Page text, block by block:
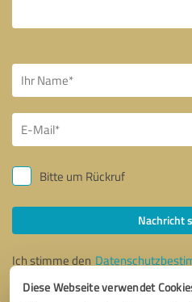
Diese Webseite verwendet
Bitte um Rückruf
Nachricht
Ich stimme den